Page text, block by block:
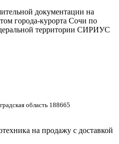
документации на
города-курорта Сочи по
территории СИРИУС
область 188665
на продажу с доставкой